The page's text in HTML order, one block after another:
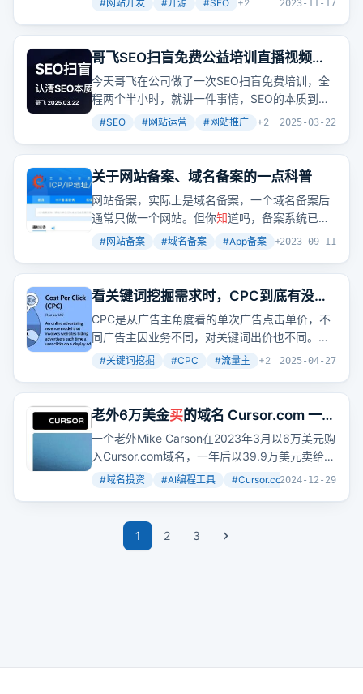
速实现你的项目想法？
#网站开发 #开源 #SEO +2 2023-11-17
哥飞SEO扫盲免费公益培训直播视频，
快转发给你公司同事学习吧
今天哥飞在公司做了一次SEO扫盲免费培训，全
程两个半小时，就讲一件事情，SEO的本质到底
是什么？哥飞的直播，更是花了两个半小时来讲
所以然。很多人尽管懂一些SEO操作，但是不知
道为什么这些操作是有效的，为什么要这么做。
怎么与时俱进做好SEO工作？先从了解SEO的本
质开始。
#SEO #网站运营 #网站推广 +2 2025-03-22
关于网站备案、域名备案的一点科普
网站备案，实际上是域名备案，一个域名备案后
通常只做一个网站。但你知道吗，备案系统已经
更新到第三版，现在连App、小程序
、快应用都
#网站备案 #域名备案 #App备案 +2
2023-09-11
看关键词挖掘需求时，CPC到底有没有
参考价值？
CPC是从广告主角度看的单次广告点击单价，不
同广告主因业务不同，对关键词出价也不同。做
网站卖流量的我们是流量主，不能仅因CPC低就
因主要靠广告变现，会挑选高CPC的关键词。每
个关键词都要看看谁会买其流量，若没潜在
家，CPC就没参考意义。
#关键词挖掘 #CPC #流量主 +2 2025-04-27
老外6万美金买的域名 Cursor.com 一年
后卖了39.9万美元：聊聊 Cursor 早期
的故事
一个老外Mike Carson在2023年3月以6万美元购
入Cursor.com域名，一年后以39.9万美元卖给AI
编程工具Cursor。这笔交易是偶然的好运还是精
制作，再到AI编程工具的转变。
#域名投资 #AI编程工具 #Cursor.com +2
2024-12-29
1 2 3